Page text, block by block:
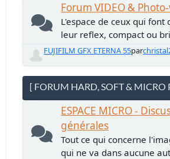
Forum VIDEO &
L'espace de ceux qui font
leur reflex, compact ou
FUJIFILM GFX ETERNA 55par
[ FORUM HARD, SOFT & MICRO
ESPACE MICRO -
générales
Tout ce qui concerne
qui ne va dans aucune